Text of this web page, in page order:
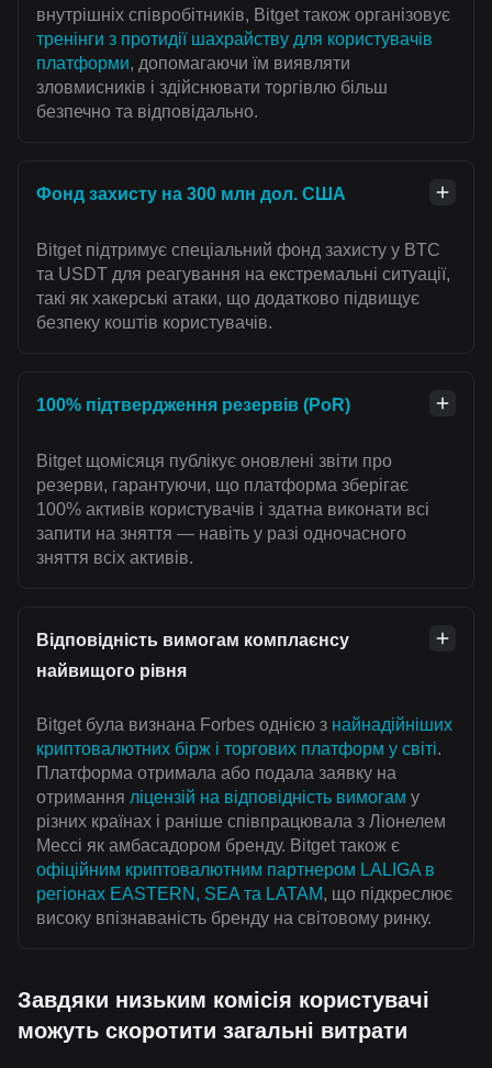
внутрішніх співробітників, Bitget також організовує
тренінги з протидії шахрайству для користувачів
платформи, допомагаючи їм виявляти
зловмисників і здійснювати торгівлю більш
безпечно та відповідально.
Фонд захисту на 300 млн дол. США
Bitget підтримує спеціальний фонд захисту у BTC
та USDT для реагування на екстремальні ситуації,
такі як хакерські атаки, що додатково підвищує
безпеку коштів користувачів.
100% підтвердження резервів (PoR)
Bitget щомісяця публікує оновлені звіти про
резерви, гарантуючи, що платформа зберігає
100% активів користувачів і здатна виконати всі
запити на зняття — навіть у разі одночасного
зняття всіх активів.
Відповідність вимогам комплаєнсу
найвищого рівня
Bitget була визнана Forbes однією з найнадійніших
криптовалютних бірж і торгових платформ у світі.
Платформа отримала або подала заявку на
отримання ліцензій на відповідність вимогам у
різних країнах і раніше співпрацювала з Ліонелем
Мессі як амбасадором бренду. Bitget також є
офіційним криптовалютним партнером LALIGA в
регіонах EASTERN, SEA та LATAM, що підкреслює
високу впізнаваність бренду на світовому ринку.
Завдяки низьким комісія користувачі
можуть скоротити загальні витрати